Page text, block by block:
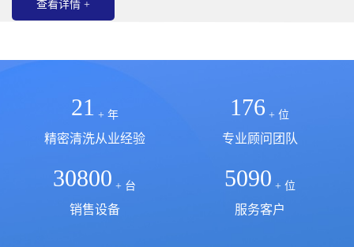
查看详情 +
21 + 年
精密清洗从业经验
176 + 位
专业顾问团队
30800 + 台
销售设备
5090 + 位
服务客户